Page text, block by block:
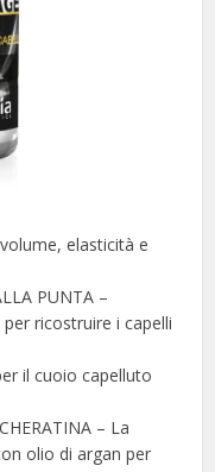
elasticità e
PUNTA –
ricostruire i capelli
il cuoio capelluto
– La
olio di argan per